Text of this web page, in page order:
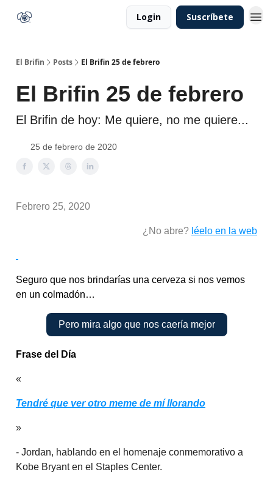
Login Suscríbete
El Brifin Posts El Brifin 25 de febrero
El Brifin 25 de febrero
El Brifin de hoy: Me quiere, no me quiere...
25 de febrero de 2020
Febrero 25, 2020
¿No abre? léelo en la web
Seguro que nos brindarías una cerveza si nos vemos
en un colmadón…
Pero mira algo que nos caería mejor
Frase del Día
«
Tendré que ver otro meme de mí llorando
»
- Jordan, hablando en el homenaje conmemorativo a
Kobe Bryant en el Staples Center.